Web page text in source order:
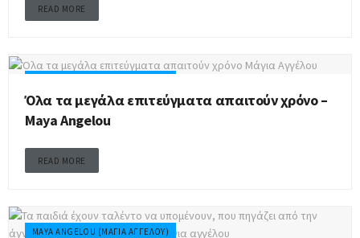
READ MORE
Όλα τα μεγάλα επιτεύγματα απαιτούν χρόνο –
Maya Angelou
READ MORE
MAYA ANGELOU (ΜΆΓΙΑ ΑΓΓΈΛΟΥ)